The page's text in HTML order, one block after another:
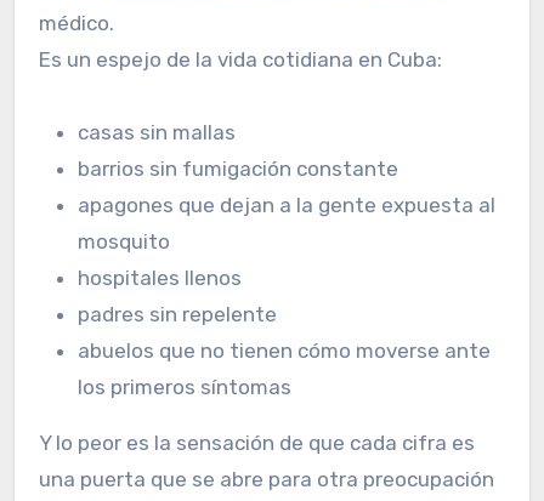
médico.
Es un espejo de la vida cotidiana en Cuba:
casas sin mallas
barrios sin fumigación constante
apagones que dejan a la gente expuesta al
mosquito
hospitales llenos
padres sin repelente
abuelos que no tienen cómo moverse ante
los primeros síntomas
Y lo peor es la sensación de que cada cifra es
una puerta que se abre para otra preocupación